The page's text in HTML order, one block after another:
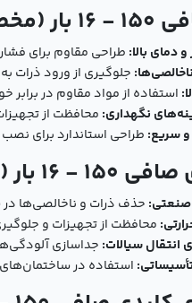
فاراب:
دمای بالا: طراحی مقاوم برای فشار 16 بار در سیستم‌های بخار.
جلوگیری از ورود ذرات
استفاده از مواد مقاوم در برابر
نگهداری: محافظت از
سریع: طراحی استاندارد برای
بخار) فاراب:
صنعتی: حذف ذرات و ناخالصی‌ها
محافظت از تجهیزات و
سیالات: جداسازی
استفاده در